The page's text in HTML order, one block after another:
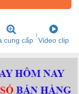
cung cấp Video clip